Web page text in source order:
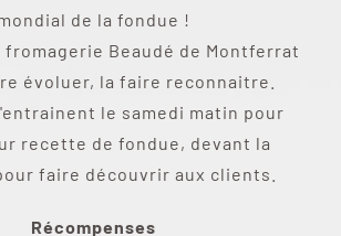
de la fondue !
Beaudé de Montferrat
évoluer, la faire reconnaitre.
le samedi matin pour
recette de fondue, devant la
faire découvrir aux clients.
Récompenses